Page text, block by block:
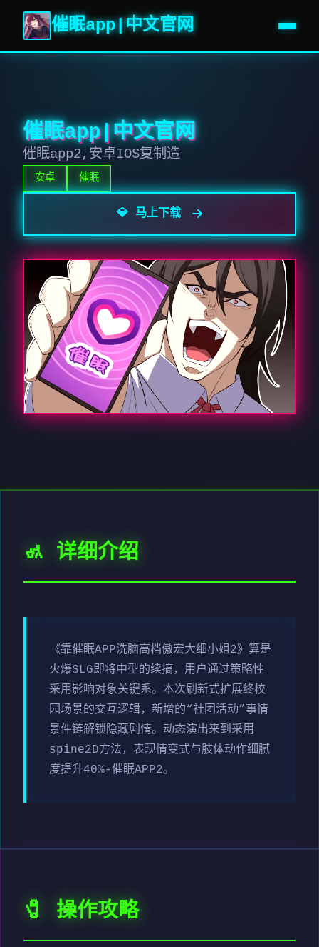
催眠app|中文官网
催眠app|中文官网
催眠app2,安卓IOS复制造
安卓 催眠
💎 马上下载
🚮 详细介绍
《靠催眠APP洗脑高档傲宏大细小姐2》算是
火爆SLG即将中型的续搞，用户通过策略性
采用影响对象关键系。本次刷新式扩展终校
园场景的交互逻辑，新增的“社团活动”事情
景件链解锁隐藏剧情。动态演出来到采用
spine2D方法，表现情变式与肢体动作细腻
度提升40%-催眠APP2。
🧷 操作攻略